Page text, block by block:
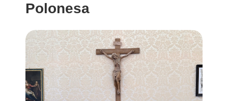
Polonesa